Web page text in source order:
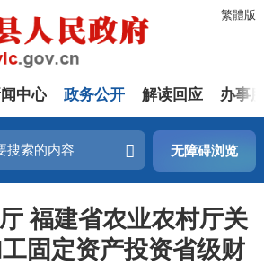
繁體版
中心 政务公开 解读回应 办事
无障碍浏览
福建省农业农村厅关
固定资产投资省级财